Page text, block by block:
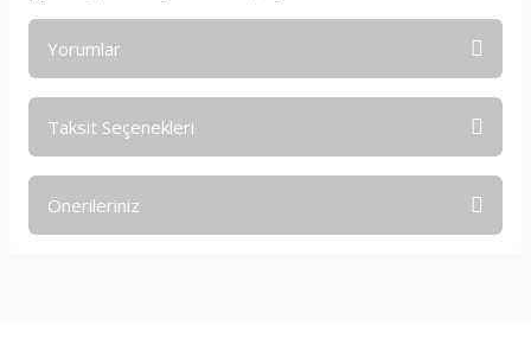
Yorumlar
Taksit Seçenekleri
Önerileriniz